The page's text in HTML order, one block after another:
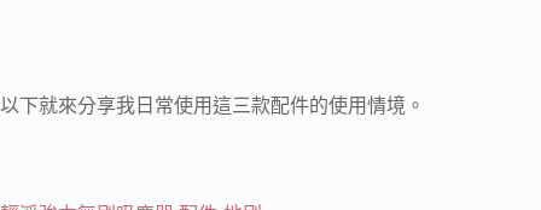
以下就來分享我日常使用這三款配件的使用情境。